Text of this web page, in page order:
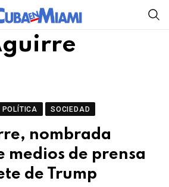
POLÍTICA SOCIEDAD
nombrada
medios de prensa
de Trump